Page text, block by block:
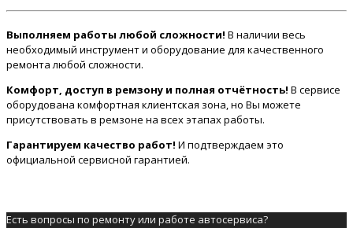
Выполняем работы любой сложности! В наличии весь
необходимый инструмент и оборудование для качественного
ремонта любой сложности.
Комфорт, доступ в ремзону и полная отчётность! В сервисе
оборудована комфортная клиентская зона, но Вы можете
присутствовать в ремзоне на всех этапах работы.
Гарантируем качество работ! И подтверждаем это
официальной сервисной гарантией.
Есть вопросы по ремонту или работе автосервиса?